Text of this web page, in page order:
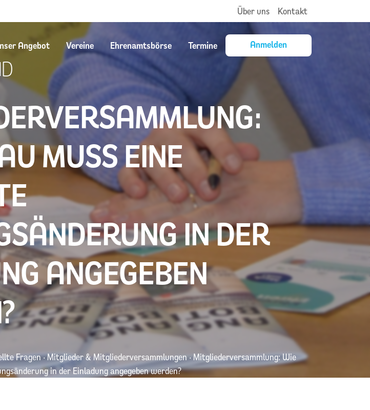
Über uns Kontakt
Angebot Vereine Ehrenamtsbörse Termine Anmelden
MUSS EINE
IN DER
ANGEGEBEN
Fragen·Mitglieder & Mitgliederversammlungen· Mitgliederversammlung: Wie
in der Einladung angegeben werden?